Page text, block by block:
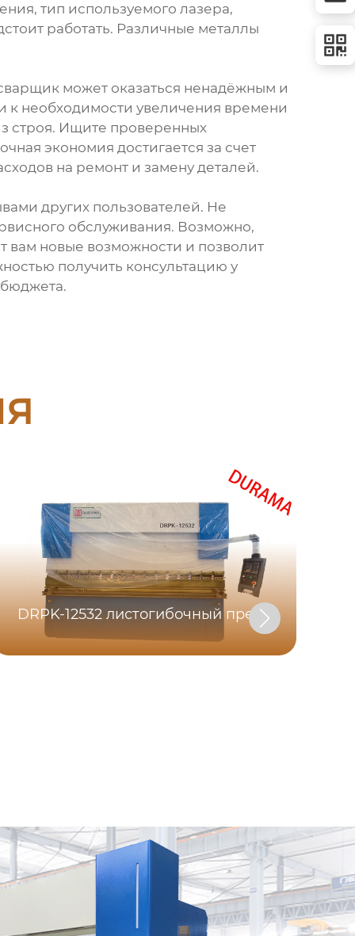
тип используемого лазера,
работать. Различные металлы
может оказаться ненадёжным и
необходимости увеличения времени
строя. Ищите проверенных
экономия достигается за счет
на ремонт и замену деталей.
других пользователей. Не
обслуживания. Возможно,
вам новые возможности и позволит
получить консультацию у
DRPK-12532 листогибочный пресс